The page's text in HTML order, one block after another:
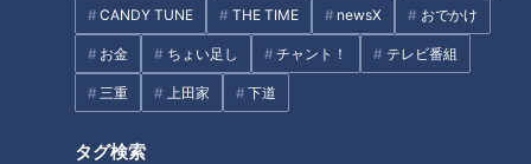
CANDY TUNE THE TIME newsX おでかけ
お金 ちょい足し チャント！ テレビ番組
三重 上田家 下道
タグ検索
おでかけ よしお兄さん 三重